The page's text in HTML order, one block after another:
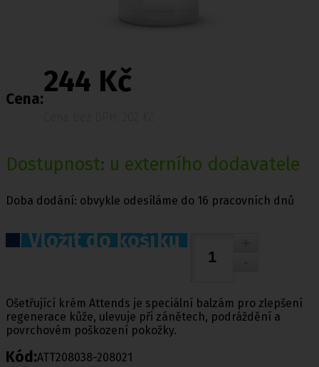
Cena:
244 Kč
Dostupnost: u externího dodavatele
Doba dodání: obvykle odesíláme do 16 pracovních dnů
Vložit do košíku
Ošetřující krém Attends je speciální balzám pro zlepšení
regenerace kůže, ulevuje při zánětech, podráždění a
povrchovém poškození pokožky.
Kód:ATT208038-208021